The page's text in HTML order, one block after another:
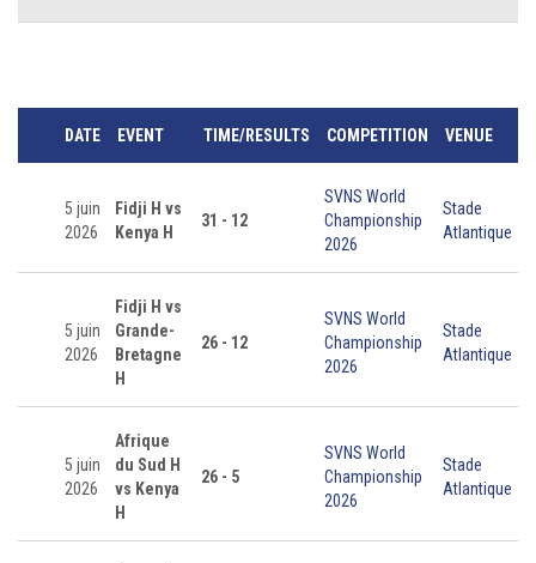
DATE EVENT TIME/RESULTS COMPETITION VENUE
5 juin
2026
Fidji H vs
Kenya H
31 - 12
SVNS World
Championship
2026
Stade
Atlantique
5 juin
2026
Fidji H vs
Grande-
Bretagne
H
26 - 12
SVNS World
Championship
2026
Stade
Atlantique
5 juin
2026
Afrique
du Sud H
vs Kenya
H
26 - 5
SVNS World
Championship
2026
Stade
Atlantique